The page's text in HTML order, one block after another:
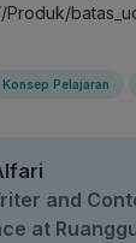
Konsep Pelajaran
and
at